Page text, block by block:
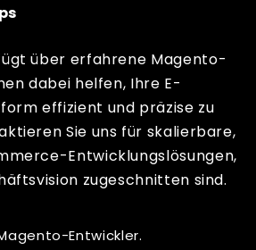
über erfahrene Magento-
dabei helfen, Ihre E-
effizient und präzise zu
Sie uns für skalierbare,
Entwicklungslösungen,
zugeschnitten sind.
Entwickler.